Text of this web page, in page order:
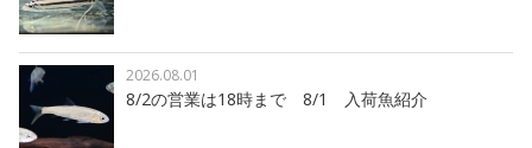
8/2の営業は18時まで 8/1 入荷魚紹介
2026.08.01